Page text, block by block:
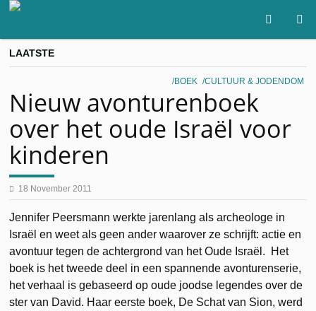
LAATSTE
BOEK CULTUUR & JODENDOM
Nieuw avonturenboek
over het oude Israël voor
kinderen
18 November 2011
Jennifer Peersmann werkte jarenlang als archeologe in
Israël en weet als geen ander waarover ze schrijft: actie en
avontuur tegen de achtergrond van het Oude Israël. Het
boek is het tweede deel in een spannende avonturenserie,
het verhaal is gebaseerd op oude joodse legendes over de
ster van David. Haar eerste boek, De Schat van Sion, werd